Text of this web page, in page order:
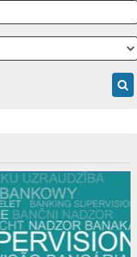
au numéro de
le widget «Rechercher